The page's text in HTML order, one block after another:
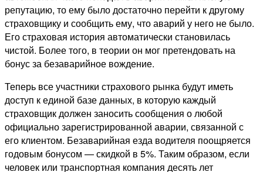
репутацию, то ему было достаточно перейти к другому
страховщику и сообщить ему, что аварий у него не было.
Его страховая история автоматически становилась
чистой. Более того, в теории он мог претендовать на
бонус за безаварийное вождение.
Теперь все участники страхового рынка будут иметь
доступ к единой базе данных, в которую каждый
страховщик должен заносить сообщения о любой
официально зарегистрированной аварии, связанной с
его клиентом. Безаварийная езда водителя поощряется
годовым бонусом — скидкой в 5%. Таким образом, если
человек или транспортная компания десять лет